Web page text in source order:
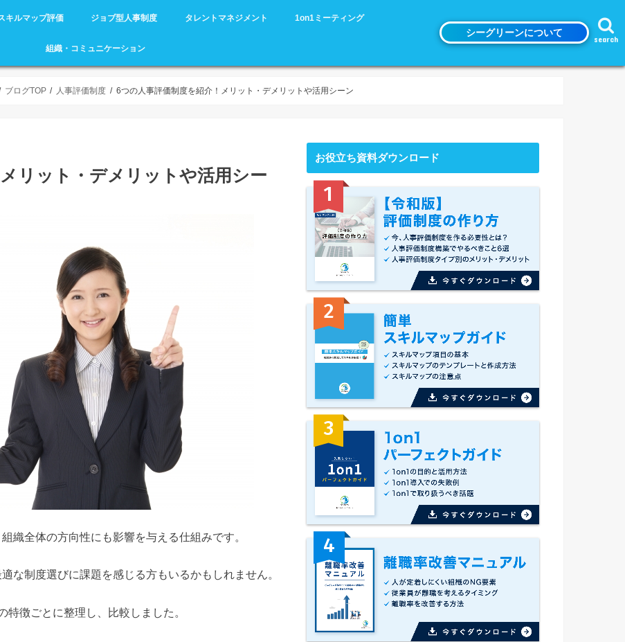
search
キルマップ評価 ジョブ型人事制度 タレントマネジメント 1on1ミーティング
組織・コミュニケーション
シーグリーンについて
ブログTOP 人事評価制度 6つの人事評価制度を紹介！メリット・デメリットや活用シーン
リット・デメリットや活用シー
織全体の方向性にも影響を与える仕組みです。
な制度選びに課題を感じる方もいるかもしれません。
徴ごとに整理し、比較しました。
お役立ち資料ダウンロード